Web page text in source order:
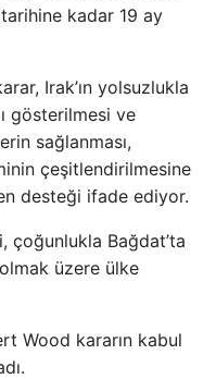
kadar 19 ay
Irak’ın yolsuzlukla
gösterilmesi ve
sağlanması,
çeşitlendirilmesine
desteği ifade ediyor.
çoğunlukla Bağdat’ta
üzere ülke
Wood kararın kabul